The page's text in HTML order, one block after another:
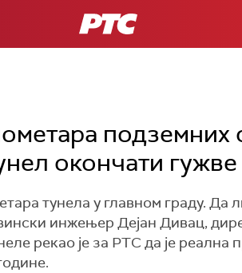
РТС
подземних
окончати
тунела у главном граду. Да
инжењер Дејан Дивац,
рекао је за РТС да је реална